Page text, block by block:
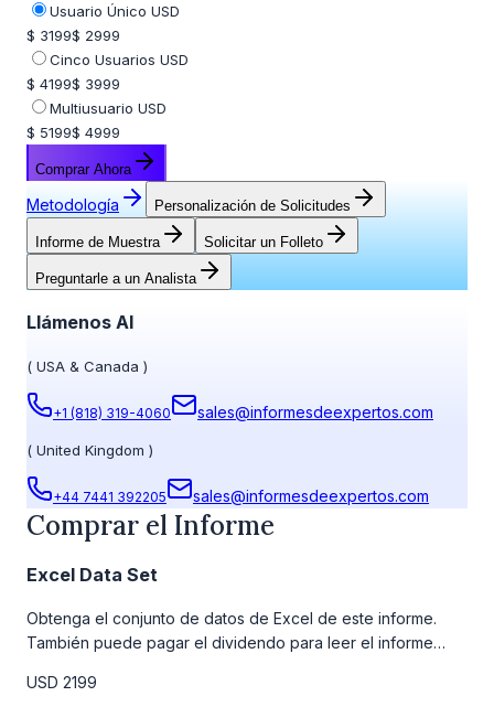
Usuario Único USD
$ 3199$ 2999
Cinco Usuarios USD
$ 4199$ 3999
Multiusuario USD
$ 5199$ 4999
Comprar Ahora
Metodología Personalización de Solicitudes
Informe de Muestra Solicitar un Folleto
Preguntarle a un Analista
Llámenos Al
( USA & Canada )
+1 (818) 319-4060 sales@informesdeexpertos.com
( United Kingdom )
+44 7441 392205 sales@informesdeexpertos.com
Comprar el Informe
Excel Data Set
Obtenga el conjunto de datos de Excel de este informe.
También puede pagar el dividendo para leer el informe
la tabla de precios a continuación.
USD 2199